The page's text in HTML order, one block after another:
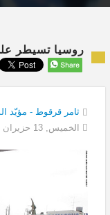
روسيا تسيطر
ثامر قرقوط - مؤيّد
الخميس, 13 حزيران 2019